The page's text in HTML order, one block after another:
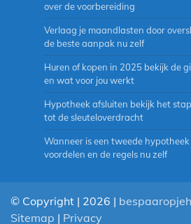
over de voorbereiding
Verlaag je maandlasten door
de beste aanpak nu zelf
Huren of kopen in 2025 bekijk de
en wat voor jou werkt
Hypotheek afsluiten bekijk het
tot de sleuteloverdracht
Wanneer is een tweede
voordelen en de regels nu zelf
© Copyright | 2026 |
Sitemap | Privacy